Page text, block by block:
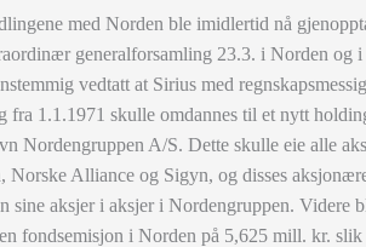
med Norden ble imidlertid nå
generalforsamling 23.3. i Norden og i
vedtatt at Sirius med regnskapsmessig
fra 1.1.1971 skulle omdannes til et nytt
Nordengruppen A/S. Dette skulle eie alle
Norske Alliance og Sigyn, og disses
sine aksjer i aksjer i Nordengruppen. Videre
fondsemisjon i Norden på 5,625 mill. kr. slik